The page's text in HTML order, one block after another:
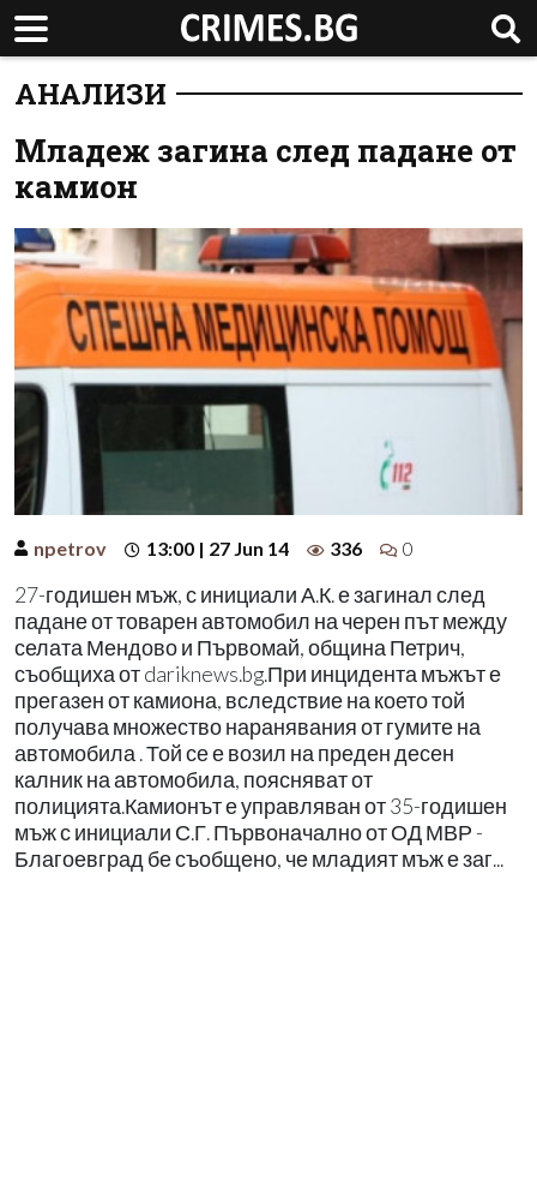
АНАЛИЗИ
Младеж загина след падане от
камион
npetrov 13:00 | 27 Jun 14 336 0
27-годишен мъж, с инициали А.К. е загинал след
падане от товарен автомобил на черен път между
селата Мендово и Първомай, община Петрич,
съобщиха от dariknews.bg.При инцидента мъжът е
прегазен от камиона, вследствие на което той
получава множество наранявания от гумите на
автомобила . Той се е возил на преден десен
калник на автомобила, поясняват от
полицията.Камионът е управляван от 35-годишен
мъж с инициали С.Г. Първоначално от ОД МВР -
Благоевград бе съобщено, че младият мъж е заг...